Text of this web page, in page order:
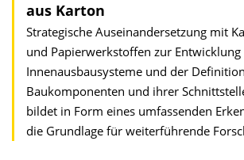
aus Karton
Strategische Auseinandersetzung mit
und Papierwerkstoffen zur
Innenausbausysteme und der
Baukomponenten und ihrer
bildet in Form eines umfassenden
die Grundlage für weiterführende